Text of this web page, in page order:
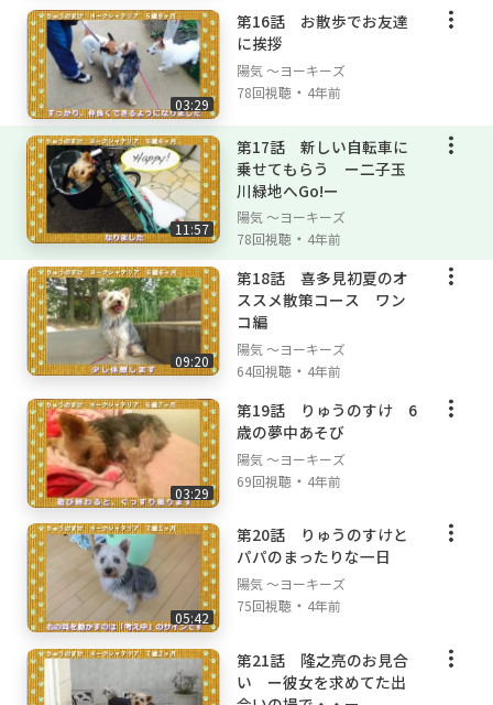
03:29
第16話 お散歩でお友達
に挨拶
陽気 ～ヨーキーズ
78回視聴 ・ 4年前
11:57
第17話 新しい自転車に
乗せてもらう ー二子玉
川緑地へGo!ー
陽気 ～ヨーキーズ
78回視聴 ・ 4年前
09:20
第18話 喜多見初夏のオ
ススメ散策コース ワン
コ編
陽気 ～ヨーキーズ
64回視聴 ・ 4年前
03:29
第19話 りゅうのすけ 6
歳の夢中あそび
陽気 ～ヨーキーズ
69回視聴 ・ 4年前
05:42
第20話 りゅうのすけと
パパのまったりな一日
陽気 ～ヨーキーズ
75回視聴 ・ 4年前
第21話 隆之亮のお見合
い ー彼女を求めてた出